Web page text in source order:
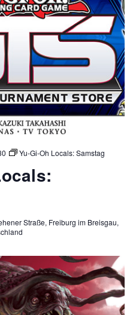
Yu-Gi-Oh Locals: Samstag
Straße, Freiburg im Breisgau,